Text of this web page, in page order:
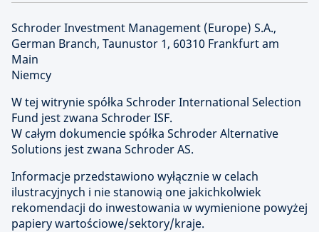
Schroder Investment Management (Europe) S.A.,
German Branch, Taunustor 1, 60310 Frankfurt am
Main
Niemcy
W tej witrynie spółka Schroder International Selection
Fund jest zwana Schroder ISF.
W całym dokumencie spółka Schroder Alternative
Solutions jest zwana Schroder AS.
Informacje przedstawiono wyłącznie w celach
ilustracyjnych i nie stanowią one jakichkolwiek
rekomendacji do inwestowania w wymienione powyżej
papiery wartościowe/sektory/kraje.